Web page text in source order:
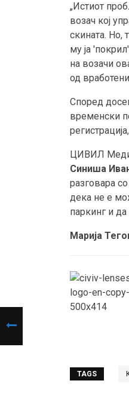
„Истиот
возач кој
скината. Но,
му ја
на возачи
од
Според
временски
ЦИВИЛ
Синиша
разговара
дека не е
паркинг и
Марија
TAGS